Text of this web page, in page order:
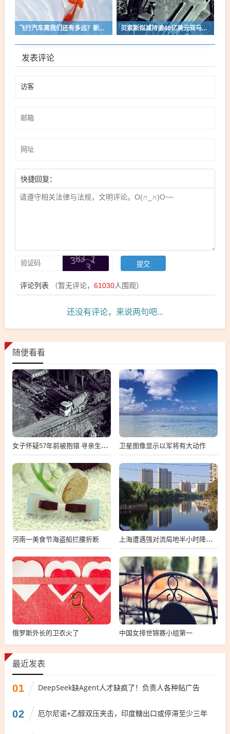
飞行汽车离我们还有多远？新网银行直播间揭秘低空经济新风口 贝索斯拟减持逾40亿美元亚马逊股票，首批已套现3.5亿
发表评论
快捷回复：
评论列表 （暂无评论， 61030人围观）
还没有评论，来说两句吧...
随便看看
女子怀疑57年前被抱错 寻亲生父母 卫星图像显示以军将有大动作
河南一美食节海盗船拦腰折断 上海遭遇强对流局地半小时降温13℃
俄罗斯外长的卫衣火了 中国女排世锦赛小组第一
最近发表
01 DeepSeek缺Agent人才缺疯了！负责人各种贴广告
02 厄尔尼诺+乙醇双压夹击，印度糖出口或停滞至少三年